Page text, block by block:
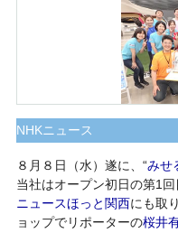
NHKニュース
８月８日（水）遂に、“みせ
当社はオープン初日の第1
ニュースほっと関西にも取
ョップでリポーターの桜井